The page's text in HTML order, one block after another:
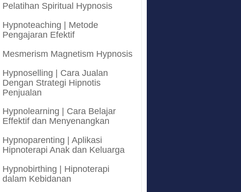
Pelatihan Spiritual Hypnosis
Hypnoteaching | Metode
Pengajaran Efektif
Mesmerism Magnetism Hypnosis
Hypnoselling | Cara Jualan
Dengan Strategi Hipnotis
Penjualan
Hypnolearning | Cara Belajar
Effektif dan Menyenangkan
Hypnoparenting | Aplikasi
Hipnoterapi Anak dan Keluarga
Hypnobirthing | Hipnoterapi
dalam Kebidanan